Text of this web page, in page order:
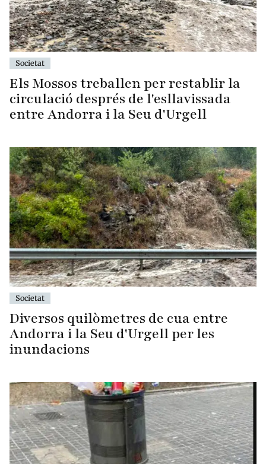
Societat
Els Mossos treballen per restablir la
circulació després de l'esllavissada
entre Andorra i la Seu d'Urgell
Societat
Diversos quilòmetres de cua entre
Andorra i la Seu d'Urgell per les
inundacions